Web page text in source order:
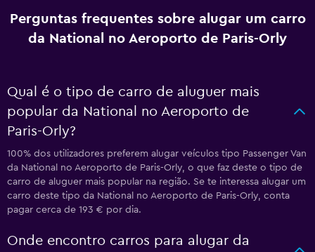
Perguntas frequentes sobre alugar um carro
da National no Aeroporto de Paris-Orly
Qual é o tipo de carro de aluguer mais
popular da National no Aeroporto de
Paris-Orly?
100% dos utilizadores preferem alugar veículos tipo Passenger Van
da National no Aeroporto de Paris-Orly, o que faz deste o tipo de
carro de aluguer mais popular na região. Se te interessa alugar um
carro deste tipo da National no Aeroporto de Paris-Orly, conta
pagar cerca de 193 € por dia.
Onde encontro carros para alugar da